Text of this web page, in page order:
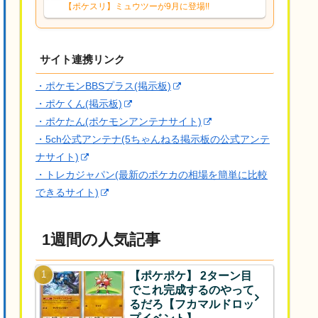
響は勉強になります。ありがとうござい
ますオイルはだいぶ強めのABBレントラ
ーいて芋の方が不安なんで1枚目にしよう
【ポケスリ】ミュウツーが9月に登場!!
サイト連携リンク
・ポケモンBBSプラス(掲示板)
・ポケくん(掲示板)
・ポケたん(ポケモンアンテナサイト)
・5ch公式アンテナ(5ちゃんねる掲示板の公式アンテ
ナサイト)
・トレカジャパン(最新のポケカの相場を簡単に比較
できるサイト)
1週間の人気記事
【ポケポケ】 2ターン目
でこれ完成するのやって
るだろ【フカマルドロッ